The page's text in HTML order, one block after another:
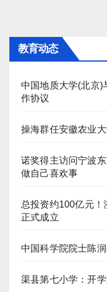
教育动态
中国地质大学(北京)
作协议
操海群任安徽农业
诺奖得主访问宁波
做自己喜欢事
总投资约100亿元！
正式成立
中国科学院院士陈
渠县第七小学：开